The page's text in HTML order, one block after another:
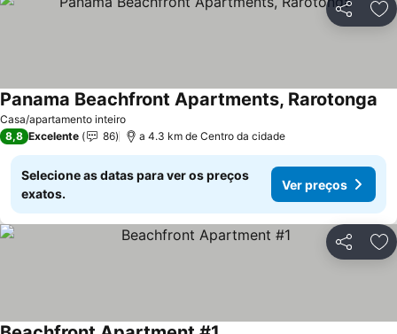
Partilhar
Casa/apartamento inteiro
Panama Beachfront Apartments, Rarotonga
8,8 Excelente 86 a 4.3 km de Centro da cidade
Selecione as datas para ver os preços
exatos.
Ver preços
Partilhar